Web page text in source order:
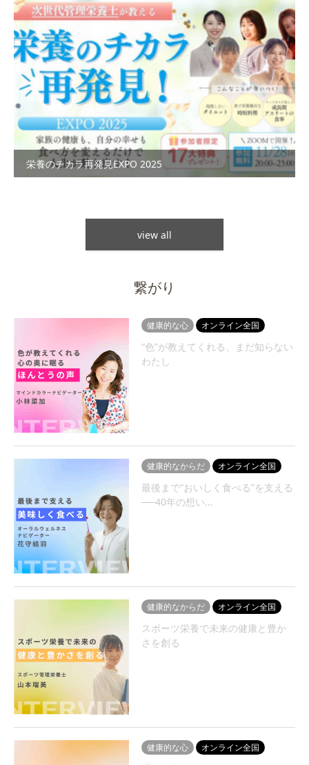
栄養のチカラ再発見EXPO 2025
view all
繋がり
健康的な心 オンライン全国
“色”が教えてくれる、まだ知らない
わたし
健康的なからだ オンライン全国
最後まで“おいしく食べる”を支える
──40年の想い...
健康的なからだ オンライン全国
スポーツ栄養で未来の健康と豊か
さを創る
健康的な心 オンライン全国